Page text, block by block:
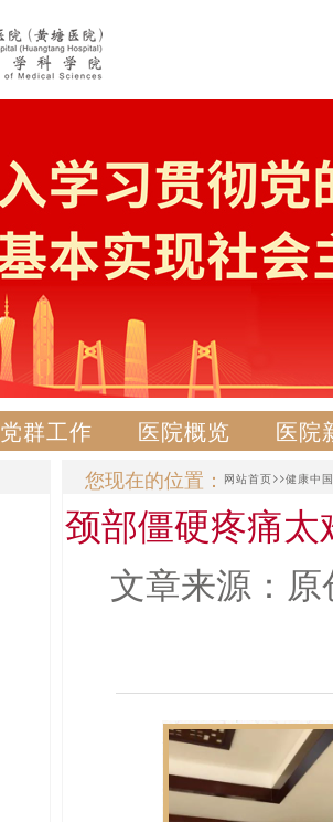
党群工作 医院概览 医院
您现在的位置： 网站首页>>健康中国
颈部僵硬疼痛
文章来源：原